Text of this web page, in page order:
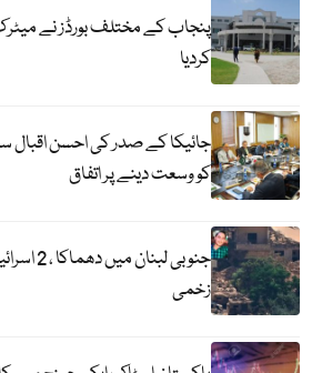
پنجاب کے مختلف بورڈز نے میٹرک
کردیا
جائیکا کے صدر کی احسن اقبال
کو وسعت دینے پر اتفاق
زخمی